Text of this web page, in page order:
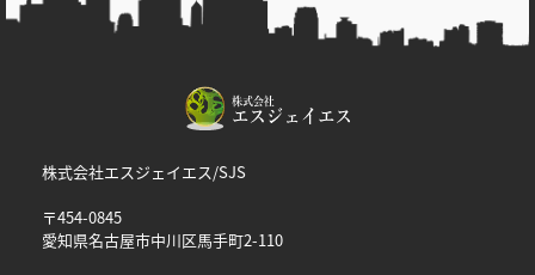
株式会社エスジェイエス/SJS
〒454-0845
愛知県名古屋市中川区馬手町2-110